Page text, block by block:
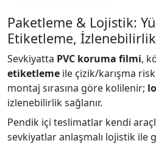
Paketleme & Lojistik:
Etiketleme, İzlenebilirlik
Sevkiyatta PVC koruma filmi,
etiketleme ile çizik/karışma
montaj sırasına göre kolilenir;
izlenebilirlik sağlanır.
Pendik içi teslimatlar kendi
sevkiyatlar anlaşmalı lojistik ile